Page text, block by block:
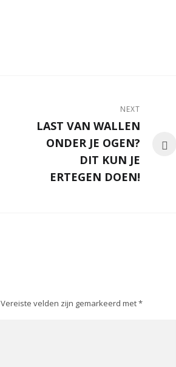
NEXT
LAST VAN WALLEN
ONDER JE OGEN?
DIT KUN JE
ERTEGEN DOEN!
Vereiste velden zijn gemarkeerd met*